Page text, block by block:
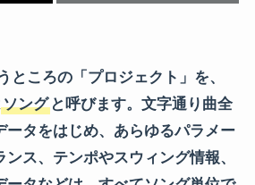
ところの「プロジェクト」を、
ソングと呼びます。文字通り曲全
ータをはじめ、あらゆるパラメー
ス、テンポやスウィング情報、